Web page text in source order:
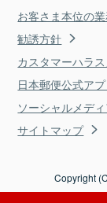
お客さま本位の
勧誘方針
カスタマーハラ
日本郵便公式ア
ソーシャルメデ
サイトマップ
Copyright